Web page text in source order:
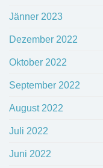
Jänner 2023
Dezember 2022
Oktober 2022
September 2022
August 2022
Juli 2022
Juni 2022